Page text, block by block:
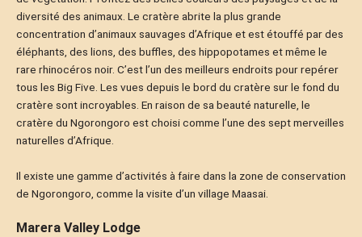
diversité des animaux. Le cratère abrite la plus grande
concentration d’animaux sauvages d’Afrique et est étouffé par des
éléphants, des lions, des buffles, des hippopotames et même le
rare rhinocéros noir. C’est l’un des meilleurs endroits pour repérer
tous les Big Five. Les vues depuis le bord du cratère sur le fond du
cratère sont incroyables. En raison de sa beauté naturelle, le
cratère du Ngorongoro est choisi comme l’une des sept merveilles
naturelles d’Afrique.
Il existe une gamme d’activités à faire dans la zone de conservation
de Ngorongoro, comme la visite d’un village Maasai.
Marera Valley Lodge